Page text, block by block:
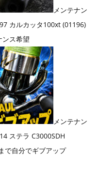
メンテナン
カルカッタ100xt (01196)
ンス希望
メンテナン
ステラ C3000SDH
で自分でギブアップ